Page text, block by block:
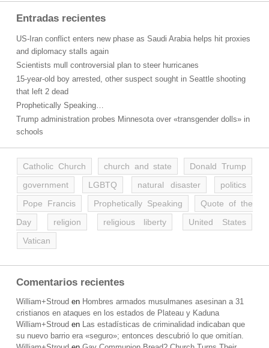
Entradas recientes
US-Iran conflict enters new phase as Saudi Arabia helps hit proxies
and diplomacy stalls again
Scientists mull controversial plan to steer hurricanes
15-year-old boy arrested, other suspect sought in Seattle shooting
that left 2 dead
Prophetically Speaking…
Trump administration probes Minnesota over «transgender dolls» in
schools
Catholic Church church and state
Donald Trump
government
LGBTQ natural disaster
politics
Pope Francis
Prophetically Speaking
Quote of the
Day
religion religious liberty
United States
Vatican
Comentarios recientes
William+Stroud en Hombres armados musulmanes asesinan a 31
cristianos en ataques en los estados de Plateau y Kaduna
William+Stroud en Las estadísticas de criminalidad indicaban que
su nuevo barrio era «seguro»; entonces descubrió lo que omitían.